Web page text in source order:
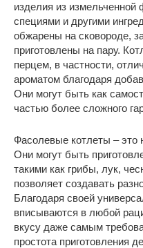
изделия из
специями и другими
обжарены на сковороде,
приготовлены на пару.
перцем, в частности,
ароматом благодаря
Они могут быть как
частью более сложного
Фасолевые котлеты – это
Они могут быть
такими как грибы, лук,
позволяет создавать
Благодаря своей
вписываются в любой
вкусу даже самым
простота приготовления